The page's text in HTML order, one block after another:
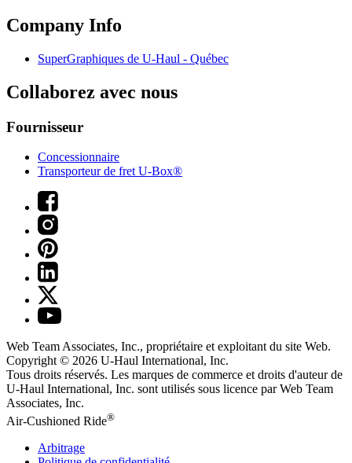
Company Info
SuperGraphiques de U-Haul - Québec
Collaborez avec nous
Fournisseur
Concessionnaire
Transporteur de fret U-Box®
Web Team Associates, Inc., propriétaire et exploitant du site Web.
Copyright © 2026 U-Haul International, Inc.
Tous droits réservés. Les marques de commerce et droits d'auteur de
U-Haul International, Inc. sont utilisés sous licence par Web Team
Associates, Inc.
Air-Cushioned Ride®
Arbitrage